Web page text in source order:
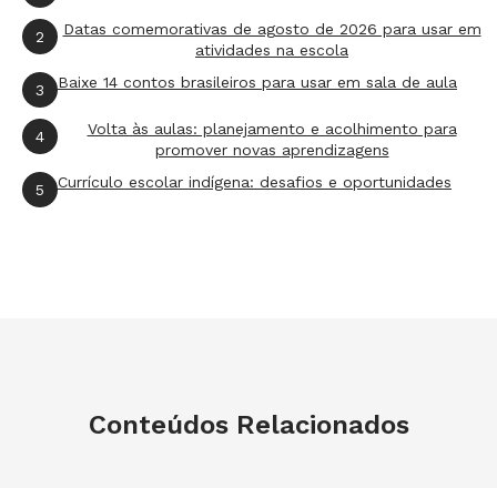
2
Datas comemorativas de agosto de 2026 para usar em
atividades na escola
3 Baixe 14 contos brasileiros para usar em sala de aula
4
Volta às aulas: planejamento e acolhimento para
promover novas aprendizagens
5 Currículo escolar indígena: desafios e oportunidades
Conteúdos Relacionados